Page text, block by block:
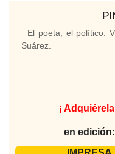
El poeta, el político.
Suárez.
¡
en edición: